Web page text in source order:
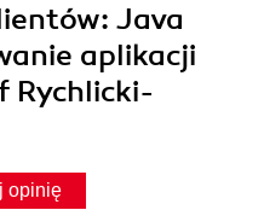
Java
aplikacji
Rychlicki-
opinię